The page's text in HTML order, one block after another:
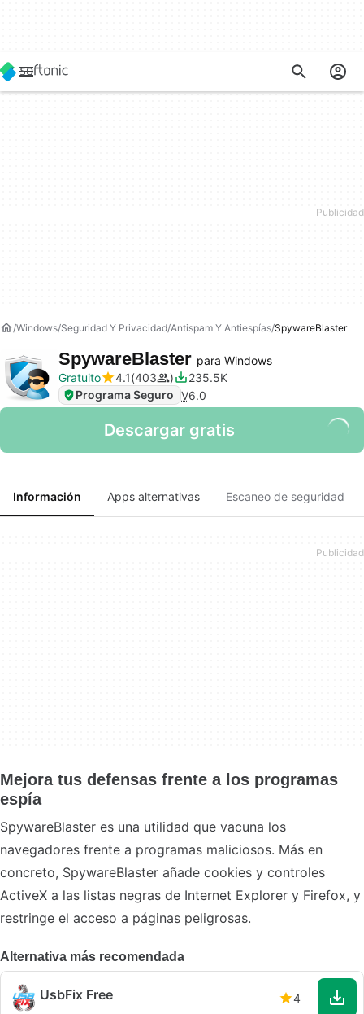
Windows Seguridad Y Privacidad Antispam Y Antiespías SpywareBlaster
SpywareBlaster para Windows
Gratuito
4.1 403
235.5K
Programa Seguro V6.0
Descargar gratis
Información Apps alternativas Escaneo de seguridad
Mejora tus defensas frente a los programas
espía
SpywareBlaster es una utilidad que vacuna los
navegadores frente a programas maliciosos. Más en
concreto, SpywareBlaster añade cookies y controles
ActiveX a las listas negras de Internet Explorer y Firefox, y
restringe el acceso a páginas peligrosas.
Alternativa más recomendada
UsbFix Free 4